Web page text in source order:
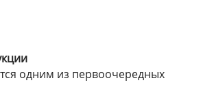
одним из первоочередных